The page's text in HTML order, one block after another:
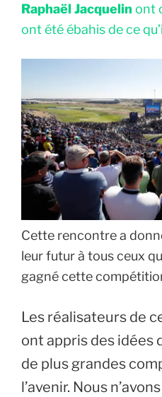
Raphaël Jacquelin ont
ont été ébahis de ce
Cette rencontre a
leur futur à tous ceux
gagné cette
Les réalisateurs de
ont appris des idées
de plus grandes
l’avenir. Nous